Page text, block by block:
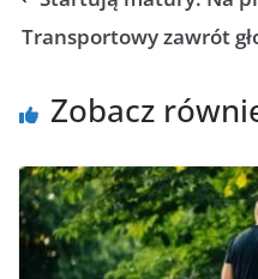
Transportowy zawrót
Zobacz